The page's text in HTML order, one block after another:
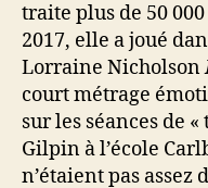
traite plus de 50
2017, elle a joué
Lorraine Nicholson
court métrage
sur les séances de
Gilpin à l’école
n’étaient pas assez